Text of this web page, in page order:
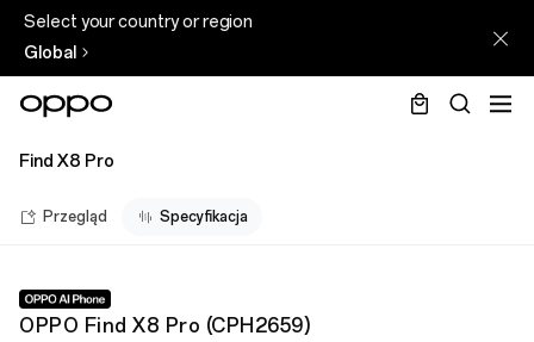
Select your country or region
Global
Find X8 Pro
Przegląd Specyfikacja
OPPO Find X8 Pro (CPH2659)